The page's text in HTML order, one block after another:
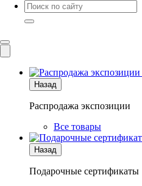
Назад
Распродажа экспозиции
Все товары
Назад
Подарочные сертификаты